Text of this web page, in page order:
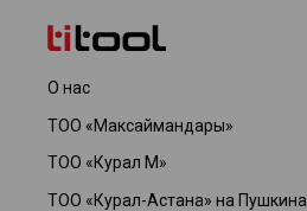
О нас
ТОО «Максаймандары»
ТОО «Курал М»
ТОО «Курал-Астана» на Пушкина